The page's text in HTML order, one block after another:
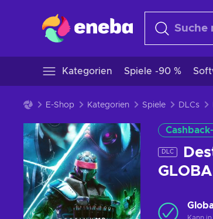
Kategorien Spiele -90 %
E-Shop Kategorien Spiele DLCs
DLC